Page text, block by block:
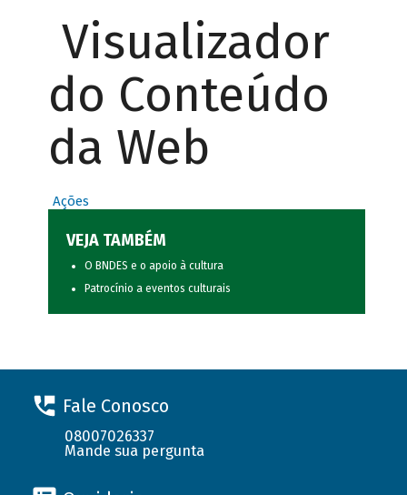
Visualizador
do Conteúdo
da Web
Ações
VEJA TAMBÉM
O BNDES e o apoio à cultura
Patrocínio a eventos culturais
Fale Conosco
08007026337
Mande sua pergunta